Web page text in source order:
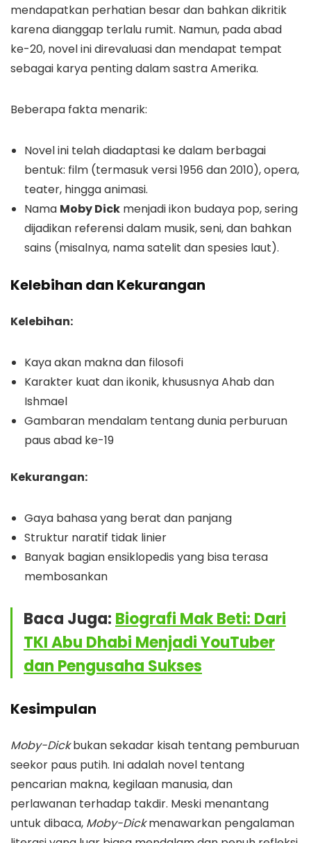
mendapatkan perhatian besar dan bahkan dikritik
karena dianggap terlalu rumit. Namun, pada abad
ke-20, novel ini direvaluasi dan mendapat tempat
sebagai karya penting dalam sastra Amerika.
Beberapa fakta menarik:
Novel ini telah diadaptasi ke dalam berbagai
bentuk: film (termasuk versi 1956 dan 2010), opera,
teater, hingga animasi.
Nama Moby Dick menjadi ikon budaya pop, sering
dijadikan referensi dalam musik, seni, dan bahkan
sains (misalnya, nama satelit dan spesies laut).
Kelebihan dan Kekurangan
Kelebihan:
Kaya akan makna dan filosofi
Karakter kuat dan ikonik, khususnya Ahab dan
Ishmael
Gambaran mendalam tentang dunia perburuan
paus abad ke-19
Kekurangan:
Gaya bahasa yang berat dan panjang
Struktur naratif tidak linier
Banyak bagian ensiklopedis yang bisa terasa
membosankan
Baca Juga: Biografi Mak Beti: Dari
TKI Abu Dhabi Menjadi YouTuber
dan Pengusaha Sukses
Kesimpulan
Moby-Dickbukan sekadar kisah tentang pemburuan
seekor paus putih. Ini adalah novel tentang
pencarian makna, kegilaan manusia, dan
perlawanan terhadap takdir. Meski menantang
untuk dibaca, Moby-Dickmenawarkan pengalaman